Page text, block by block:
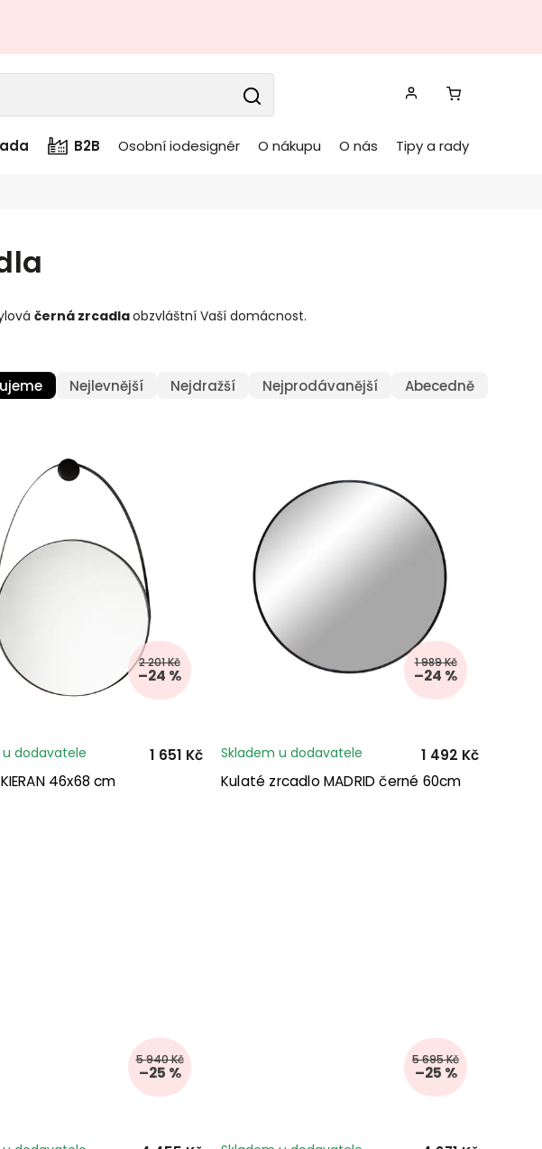
B2B Osobní iodesignér O nákupu O nás Tipy a rady
černá zrcadlaobzvláštní Vaší domácnost.
Nejlevnější Nejdražší Nejprodávanější Abecedně
2 201 Kč
–24 %
46x68 cm
u dodavatele 1 651 Kč
1 989 Kč
–24 %
Kulaté zrcadlo MADRID černé 60cm
Skladem u dodavatele 1 492 Kč
5 940 Kč
–25 %
5 695 Kč
–25 %